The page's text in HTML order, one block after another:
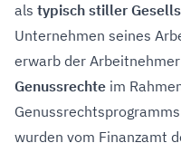
als typisch stiller
Unternehmen seines
erwarb der Arbeitnehmer
Genussrechte im
wurden vom Finanzamt